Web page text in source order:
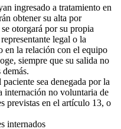
ingresado a tratamiento en
obtener su alta por
otorgará por su propia
legal o la
en la relación con el equipo
siempre que su salida no
sea denegada por la
internación no voluntaria de
previstas en el artículo 13, o
internados